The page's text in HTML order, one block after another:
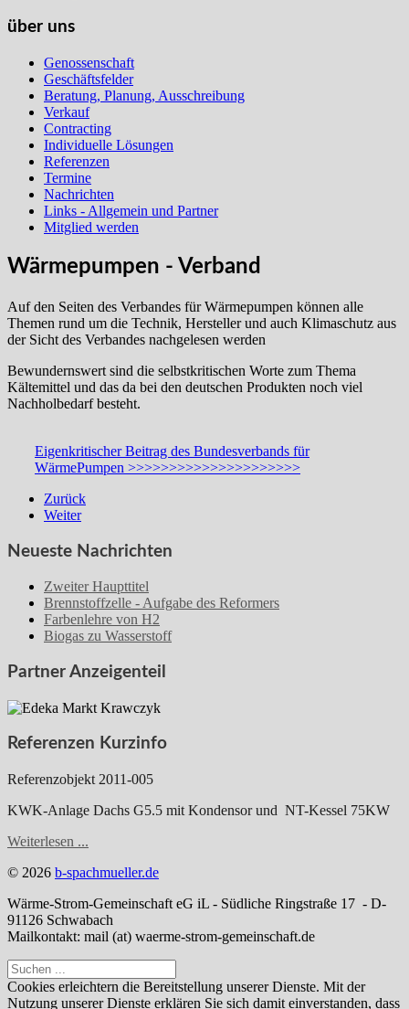
über uns
Genossenschaft
Geschäftsfelder
Beratung, Planung, Ausschreibung
Verkauf
Contracting
Individuelle Lösungen
Referenzen
Termine
Nachrichten
Links - Allgemein und Partner
Mitglied werden
Wärmepumpen - Verband
Auf den Seiten des Verbandes für Wärmepumpen können alle
Themen rund um die Technik, Hersteller und auch Klimaschutz aus
der Sicht des Verbandes nachgelesen werden
Bewundernswert sind die selbstkritischen Worte zum Thema
Kältemittel und das da bei den deutschen Produkten noch viel
Nachholbedarf besteht.
Eigenkritischer Beitrag des Bundesverbands für
WärmePumpen >>>>>>>>>>>>>>>>>>>>>
Zurück
Weiter
Neueste Nachrichten
Zweiter Haupttitel
Brennstoffzelle - Aufgabe des Reformers
Farbenlehre von H2
Biogas zu Wasserstoff
Partner Anzeigenteil
Referenzen Kurzinfo
Referenzobjekt 2011-005
KWK-Anlage Dachs G5.5 mit Kondensor und NT-Kessel 75KW
Weiterlesen ...
© 2026 b-spachmueller.de
Wärme-Strom-Gemeinschaft eG iL - Südliche Ringstraße 17 - D-
91126 Schwabach
Mailkontakt: mail (at) waerme-strom-gemeinschaft.de
Cookies erleichtern die Bereitstellung unserer Dienste. Mit der
Nutzung unserer Dienste erklären Sie sich damit einverstanden, dass